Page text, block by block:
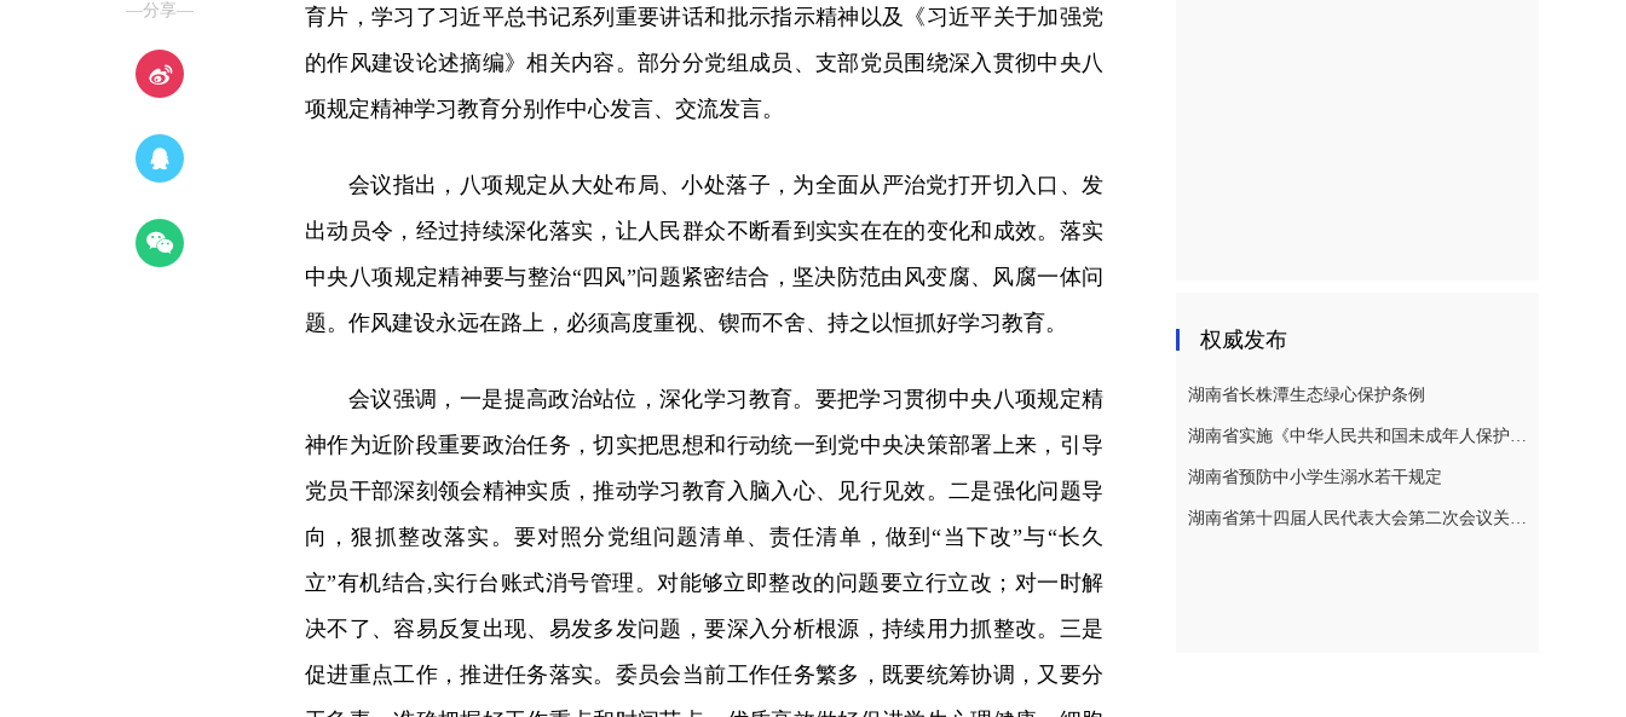
—分享—
育片，学习了习近平总书记系列重要讲话和批示指示精神以及《习近平关于加强党
的作风建设论述摘编》相关内容。部分分党组成员、支部党员围绕深入贯彻中央八
项规定精神学习教育分别作中心发言、交流发言。
会议指出，八项规定从大处布局、小处落子，为全面从严治党打开切入口、发
出动员令，经过持续深化落实，让人民群众不断看到实实在在的变化和成效。落实
中央八项规定精神要与整治“四风”问题紧密结合，坚决防范由风变腐、风腐一体问
题。作风建设永远在路上，必须高度重视、锲而不舍、持之以恒抓好学习教育。
会议强调，一是提高政治站位，深化学习教育。要把学习贯彻中央八项规定精
神作为近阶段重要政治任务，切实把思想和行动统一到党中央决策部署上来，引导
党员干部深刻领会精神实质，推动学习教育入脑入心、见行见效。二是强化问题导
向，狠抓整改落实。要对照分党组问题清单、责任清单，做到“当下改”与“长久
立”有机结合,实行台账式消号管理。对能够立即整改的问题要立行立改；对一时解
决不了、容易反复出现、易发多发问题，要深入分析根源，持续用力抓整改。三是
促进重点工作，推进任务落实。委员会当前工作任务繁多，既要统筹协调，又要分
权威发布
湖南省长株潭生态绿心保护条例
湖南省实施《中华人民共和国未成年人保护法》若干规定
湖南省预防中小学生溺水若干规定
湖南省第十四届人民代表大会第二次会议关于湖南省人民代表大会常务委员会工作报告的决议